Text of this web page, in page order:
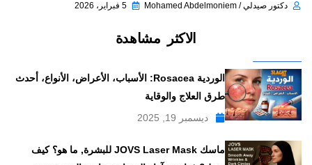
دكتور صيدلي / Mohamed Abdelmoniem 5 فبراير، 2026
الاكثر مشاهدة
الوردية Rosacea: الأسباب، الأعراض، الأنواع، أحدث
طرق العلاج والوقاية
ديسمبر 19, 2025
ماسك JOVS Laser Mask للبشرة, ما هو؟ كيف